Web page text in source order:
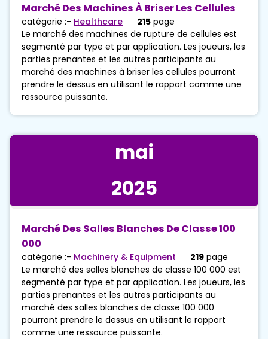
Marché Des Machines À Briser Les Cellules
catégorie :- Healthcare 215 page
Le marché des machines de rupture de cellules est
segmenté par type et par application. Les joueurs, les
parties prenantes et les autres participants au
marché des machines à briser les cellules pourront
prendre le dessus en utilisant le rapport comme une
ressource puissante.
mai
2025
Marché Des Salles Blanches De Classe 100
000
catégorie :- Machinery & Equipment 219 page
Le marché des salles blanches de classe 100 000 est
segmenté par type et par application. Les joueurs, les
parties prenantes et les autres participants au
marché des salles blanches de classe 100 000
pourront prendre le dessus en utilisant le rapport
comme une ressource puissante.